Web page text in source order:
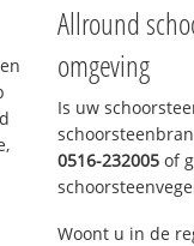
Allround
omgeving
Is uw
0516-232005 of
Woont u in de